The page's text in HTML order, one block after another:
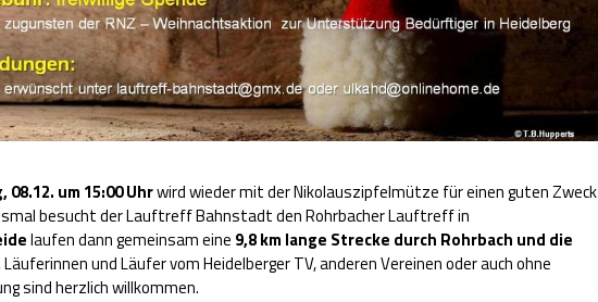
08.12. um 15:00 Uhrwird wieder mit der Nikolauszipfelmütze für einen guten Zweck
besucht der Lauftreff Bahnstadt den Rohrbacher Lauftreff in
laufen dann gemeinsam eine 9,8 km lange Strecke durch Rohrbach und die
Läuferinnen und Läufer vom Heidelberger TV, anderen Vereinen oder auch ohne
sind herzlich willkommen.